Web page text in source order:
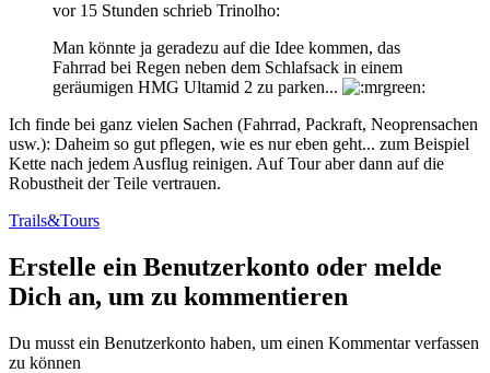
vor 15 Stunden schrieb Trinolho:
Man könnte ja geradezu auf die Idee kommen, das
Fahrrad bei Regen neben dem Schlafsack in einem
geräumigen HMG Ultamid 2 zu parken...
Ich finde bei ganz vielen Sachen (Fahrrad, Packraft, Neoprensachen
usw.): Daheim so gut pflegen, wie es nur eben geht... zum Beispiel
Kette nach jedem Ausflug reinigen. Auf Tour aber dann auf die
Robustheit der Teile vertrauen.
Trails&Tours
Erstelle ein Benutzerkonto oder melde
Dich an, um zu kommentieren
Du musst ein Benutzerkonto haben, um einen Kommentar verfassen
zu können